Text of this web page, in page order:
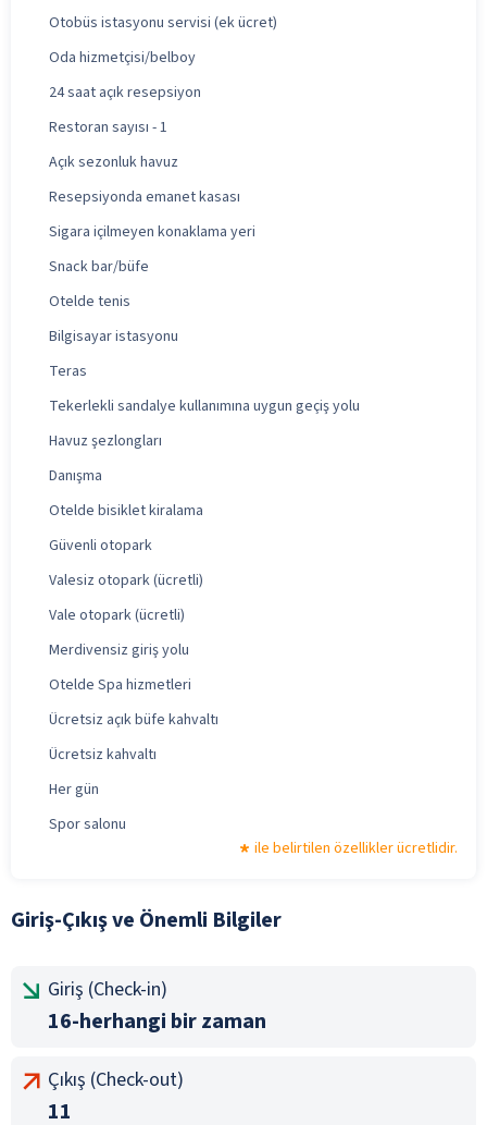
Otobüs istasyonu servisi (ek ücret)
Oda hizmetçisi/belboy
24 saat açık resepsiyon
Restoran sayısı - 1
Açık sezonluk havuz
Resepsiyonda emanet kasası
Sigara içilmeyen konaklama yeri
Snack bar/büfe
Otelde tenis
Bilgisayar istasyonu
Teras
Tekerlekli sandalye kullanımına uygun geçiş yolu
Havuz şezlongları
Danışma
Otelde bisiklet kiralama
Güvenli otopark
Valesiz otopark (ücretli)
Vale otopark (ücretli)
Merdivensiz giriş yolu
Otelde Spa hizmetleri
Ücretsiz açık büfe kahvaltı
Ücretsiz kahvaltı
Her gün
Spor salonu
ile belirtilen özellikler ücretlidir.
Giriş-Çıkış ve Önemli Bilgiler
Giriş (Check-in)
16-herhangi bir zaman
Çıkış (Check-out)
11